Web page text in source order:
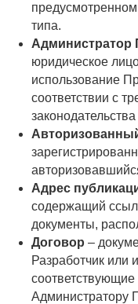
типа.
Администратор
юридическое
использование
соответствии с
Адрес
содержащий
документы,
Договор –
Разработчик
Администратору